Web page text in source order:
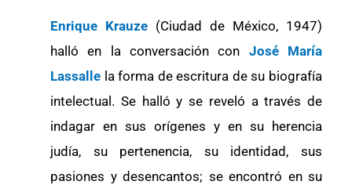
Enrique Krauze (Ciudad de México, 1947)
halló en la conversación con José María
Lassalle la forma de escritura de su biografía
intelectual. Se halló y se reveló a través de
indagar en sus orígenes y en su herencia
judía, su pertenencia, su identidad, sus
pasiones y desencantos; se encontró en su